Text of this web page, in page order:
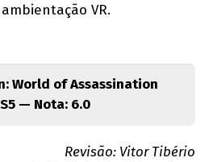
VR.
World of Assassination
— Nota: 6.0
Revisão: Vitor Tibério